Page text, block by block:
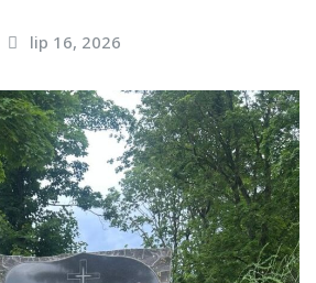
lip 16, 2026